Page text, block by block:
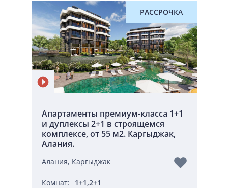
РАССРОЧКА
Апартаменты премиум-класса 1+1
и дуплексы 2+1 в строящемся
комплексе, от 55 м2. Каргыджак,
Алания.
Алания, Каргыджак
Комнат: 1+1,2+1